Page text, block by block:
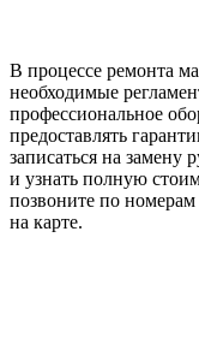
В процессе ремонта
необходимые
профессиональное
предоставлять
записаться на
и узнать полную
позвоните по
на карте.